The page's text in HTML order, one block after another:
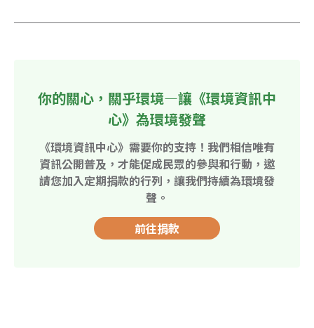
你的關心，關乎環境—讓《環境資訊中
心》為環境發聲
《環境資訊中心》需要你的支持！我們相信唯有
資訊公開普及，才能促成民眾的參與和行動，邀
請您加入定期捐款的行列，讓我們持續為環境發
聲。
前往捐款